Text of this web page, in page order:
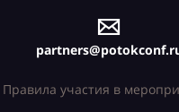
Правила участия в